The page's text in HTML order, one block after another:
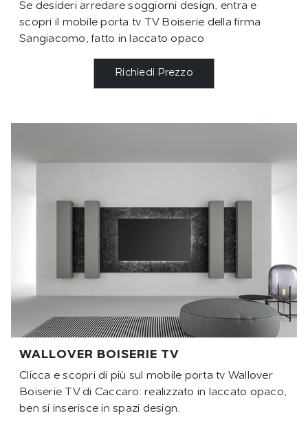
Se desideri arredare soggiorni design, entra e
scopri il mobile porta tv TV Boiserie della firma
Sangiacomo, fatto in laccato opaco
Richiedi Prezzo
WALLOVER BOISERIE TV
Clicca e scopri di più sul mobile porta tv Wallover
Boiserie TV di Caccaro: realizzato in laccato opaco,
ben si inserisce in spazi design.